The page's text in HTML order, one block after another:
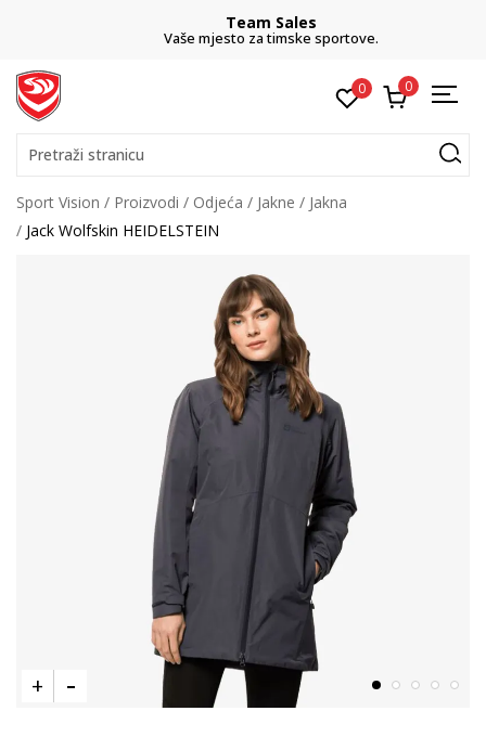
Team Sales
Vaše mjesto za timske sportove.
0 0
Pretraži stranicu
Sport Vision Proizvodi Odjeća Jakne
Jakna
Jack Wolfskin HEIDELSTEIN